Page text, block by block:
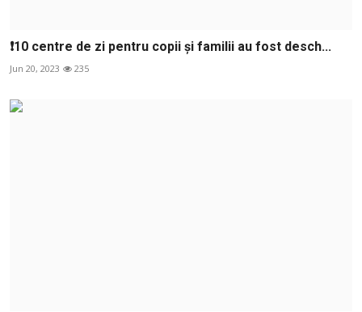
❗️10 centre de zi pentru copii și familii au fost desch...
Jun 20, 2023 235